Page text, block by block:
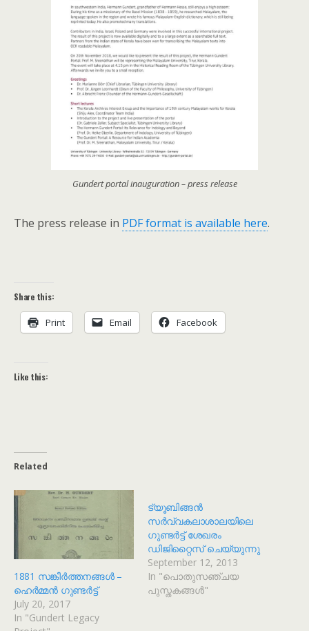
Gundert portal inauguration – press release
The press release in PDF format is available here.
Share this:
Print Email Facebook
Like this:
Related
1881 സങ്കീർത്തനങ്ങൾ –
ഹെർമ്മൻ ഗുണ്ടർട്ട്
July 20, 2017
In "Gundert Legacy
ട്യൂബിങ്ങൻ
സർവ്വകലാശാലയിലെ
ഗുണ്ടർട്ട് ശേഖരം
ഡിജിറ്റൈസ് ചെയ്യുന്നു
September 12, 2013
In "പൊതുസഞ്ചയ
പുസ്തകങ്ങൾ"